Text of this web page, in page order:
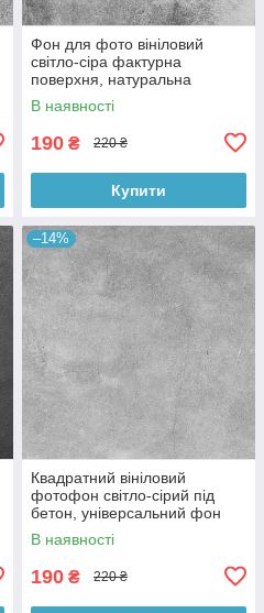
Фон для фото вініловий
світло-сіра фактурна
поверхня, натуральна
бетонна текстура, 60x60 см,
№550413
В наявності
190 ₴ 220 ₴
Купити
–14%
Квадратний вініловий
фотофон світло-сірий під
бетон, універсальний фон
для зйомки, 60x60 см,
№550478
В наявності
190 ₴ 220 ₴